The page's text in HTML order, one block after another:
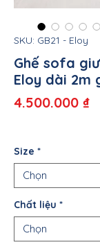
SKU: GB21 - Eloy
Ghế sofa
Eloy dài 2m
4.500.000 ₫
Size *
Chất liệu *